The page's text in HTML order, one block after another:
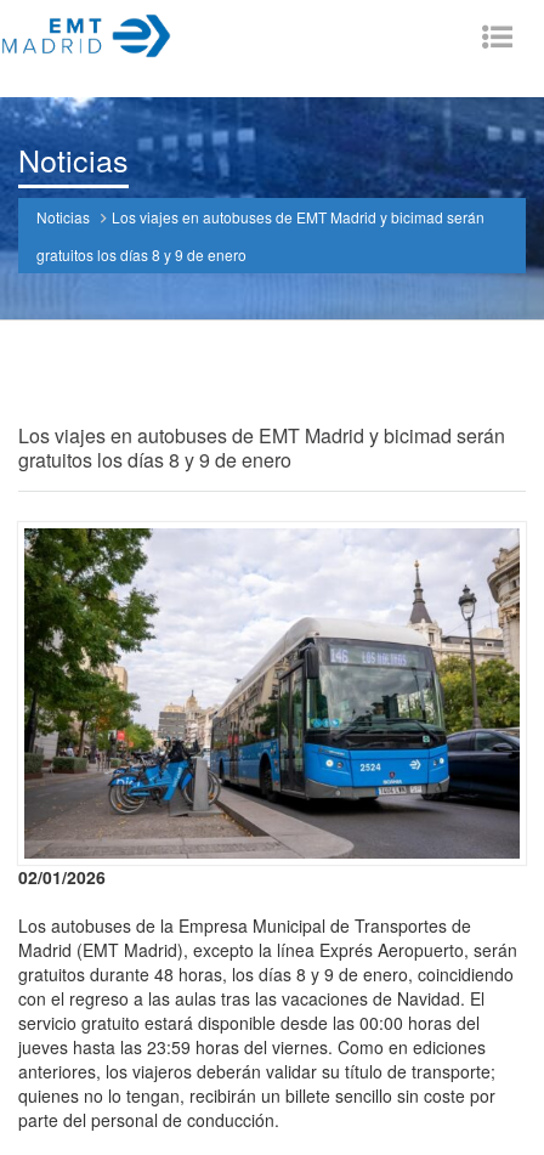
Noticias
Noticias
Los viajes en autobuses de EMT Madrid y bicimad serán
gratuitos los días 8 y 9 de enero
Los viajes en autobuses de EMT Madrid y bicimad serán
gratuitos los días 8 y 9 de enero
02/01/2026
Los autobuses de la Empresa Municipal de Transportes de
Madrid (EMT Madrid), excepto la línea Exprés Aeropuerto, serán
gratuitos durante 48 horas, los días 8 y 9 de enero, coincidiendo
con el regreso a las aulas tras las vacaciones de Navidad. El
servicio gratuito estará disponible desde las 00:00 horas del
jueves hasta las 23:59 horas del viernes. Como en ediciones
anteriores, los viajeros deberán validar su título de transporte;
quienes no lo tengan, recibirán un billete sencillo sin coste por
parte del personal de conducción.